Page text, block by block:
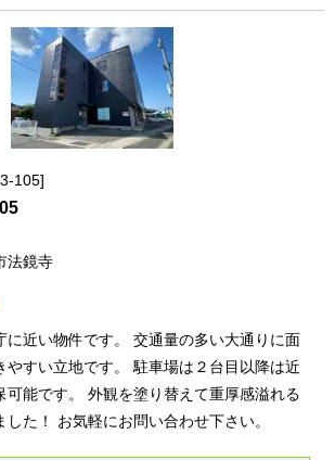
105
法鏡寺
に近い物件です。 交通量の多い大通りに面
やすい立地です。 駐車場は２台目以降は近
可能です。 外観を塗り替えて重厚感溢れる
た！ お気軽にお問い合わせ下さい。